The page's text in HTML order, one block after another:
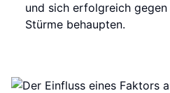
und sich erfolgreich
Stürme behaupten.